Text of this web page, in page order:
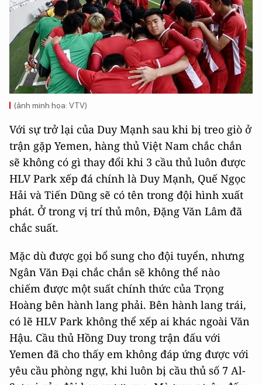
(ảnh minh họa: VTV)
Với sự trở lại của Duy Mạnh sau khi bị treo giò ở
trận gặp Yemen, hàng thủ Việt Nam chắc chắn
sẽ không có gì thay đổi khi 3 cầu thủ luôn được
HLV Park xếp đá chính là Duy Mạnh, Quế Ngọc
Hải và Tiến Dũng sẽ có tên trong đội hình xuất
phát. Ở trong vị trí thủ môn, Đặng Văn Lâm đã
chắc suất.
Mặc dù được gọi bổ sung cho đội tuyển, nhưng
Ngân Văn Đại chắc chắn sẽ không thể nào
chiếm được một suất chính thức của Trọng
Hoàng bên hành lang phải. Bên hành lang trái,
có lẽ HLV Park không thể xếp ai khác ngoài Văn
Hậu. Cầu thủ Hồng Duy trong trận đấu với
Yemen đã cho thấy em không đáp ứng được với
yêu cầu phòng ngự, khi luôn bị cầu thủ số 7 Al-